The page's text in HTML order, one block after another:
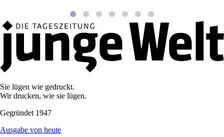
Sie lügen wie gedruckt.
Wir drucken, wie sie lügen.
Gegründet 1947
Ausgabe von heute